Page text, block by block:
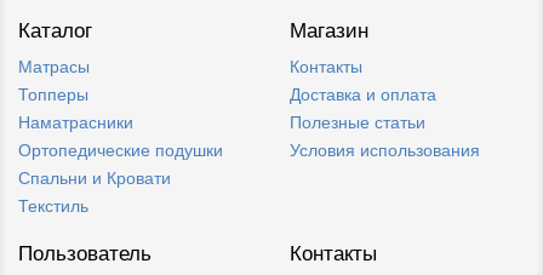
Каталог
Матрасы
Топперы
Наматрасники
Ортопедические подушки
Спальни и Кровати
Текстиль
Магазин
Контакты
Доставка и оплата
Полезные статьи
Условия использования
Пользователь Контакты